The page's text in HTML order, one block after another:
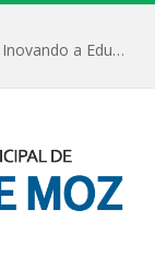
Inteligência Artificial e Tecnologia Assistiva: Inovando a Educação Especial e Inclusiva